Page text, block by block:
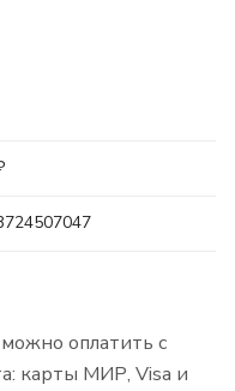
оплатить с
карты МИР, Visa и